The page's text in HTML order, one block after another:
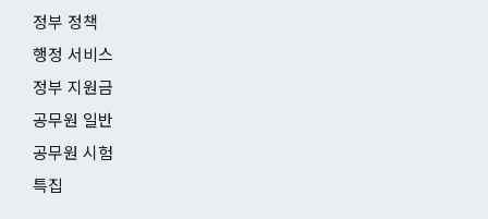
정부 정책
행정 서비스
정부 지원금
공무원 일반
공무원 시험
특집